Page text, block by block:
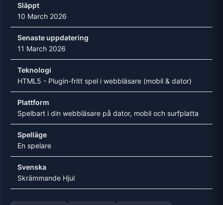
Släppt
10 March 2026
Senaste uppdatering
11 March 2026
Teknologi
HTML5 - Plugin-fritt spel i webbläsare (mobil & dator)
Plattform
Spelbart i din webbläsare på dator, mobil och surfplatta
Spelläge
En spelare
Svenska
Skrämmande Hjul